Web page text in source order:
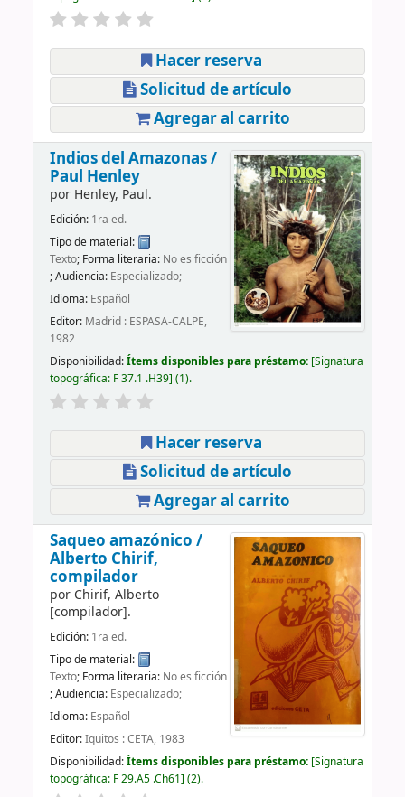
Hacer reserva
Solicitud de artículo
Agregar al carrito
Indios del Amazonas /
Paul Henley
por Henley, Paul.
Edición: 1ra ed.
Tipo de material:
Texto; Forma literaria: No es ficción
; Audiencia: Especializado;
Idioma: Español
Editor: Madrid : ESPASA-CALPE,
1982
Disponibilidad:Ítems disponibles para préstamo: Signatura
topográfica: F 37.1 .H39 (1).
Hacer reserva
Solicitud de artículo
Agregar al carrito
Saqueo amazónico /
Alberto Chirif,
compilador
por Chirif, Alberto
[compilador].
Edición: 1ra ed.
Tipo de material:
Texto; Forma literaria: No es ficción
; Audiencia: Especializado;
Idioma: Español
Editor:Iquitos : CETA, 1983
Disponibilidad:Ítems disponibles para préstamo: Signatura
topográfica: F 29.A5 .Ch61 (2).